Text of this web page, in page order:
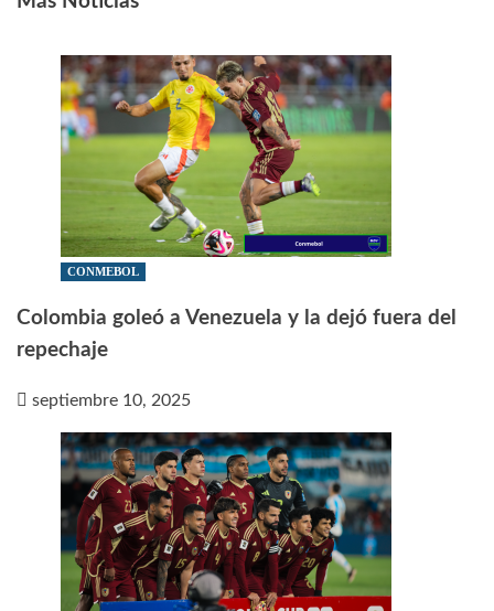
CONMEBOL
Colombia goleó a Venezuela y la dejó fuera del
repechaje
septiembre 10, 2025